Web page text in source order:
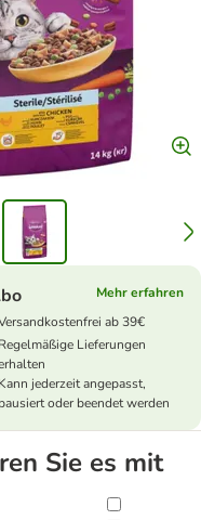
Mehr erfahren
ab 39€
Regelmäßige Lieferungen
Kann jederzeit angepasst,
pausiert oder beendet werden
Sie es mit